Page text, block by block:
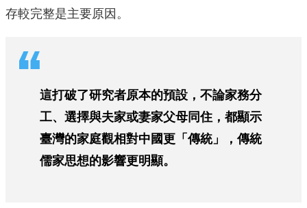
存較完整是主要原因。
這打破了研究者原本的預設，不論家務分
工、選擇與夫家或妻家父母同住，都顯示
臺灣的家庭觀相對中國更「傳統」，傳統
儒家思想的影響更明顯。